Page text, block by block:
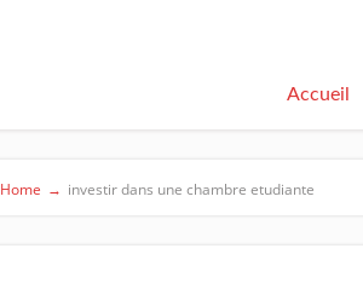
Accueil
Home → investir dans une chambre etudiante